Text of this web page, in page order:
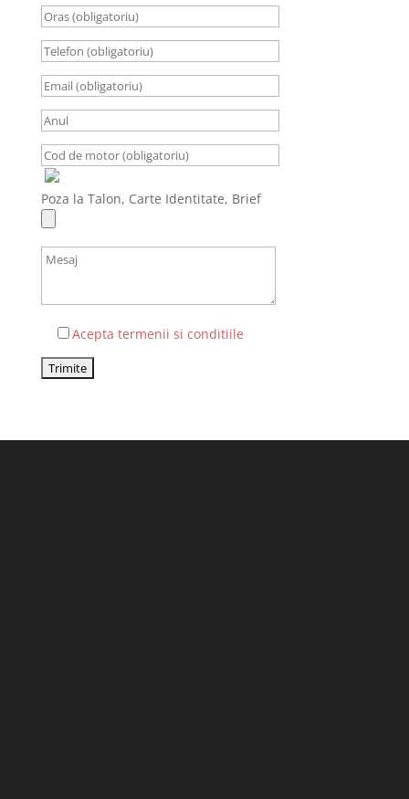
Poza la Talon, Carte Identitate, Brief
Acepta termenii si conditiile